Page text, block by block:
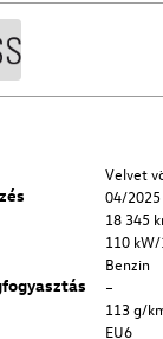
Velvet
04/2025
18 345
110
Benzin
–
113 g/
EU6